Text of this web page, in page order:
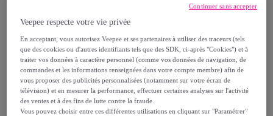
119, €
390, 00 €
-69%
dontéco-part.: 0,21 €
Veepee respecte votre vie privée
En acceptant, vous autorisez Veepee et ses partenaires à utiliser des traceurs (tels
que des cookies ou d'autres identifiants tels que des SDK, ci-après "Cookies") et à
traiter vos données à caractère personnel (comme vos données de navigation, de
commandes et les informations renseignées dans votre compte membre) afin de
vous proposer des publicités personnalisées (notamment sur votre écran de
télévision) et en mesurer la performance, effectuer certaines analyses sur l'activité
des ventes et à des fins de lutte contre la fraude.
Vous pouvez choisir entre ces différentes utilisations en cliquant sur "Paramétrer"
Continuer sans accepter